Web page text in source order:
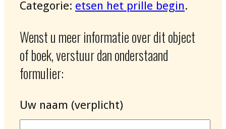
Categorie: etsen het prille begin.
Wenst u meer informatie over dit object
of boek, verstuur dan onderstaand
formulier:
Uw naam (verplicht)